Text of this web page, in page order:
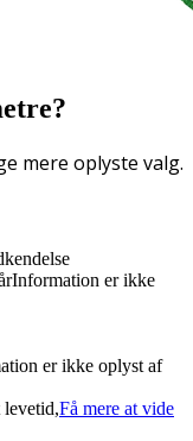
mere oplyste valg.
Information er ikke
er ikke oplyst af
levetid,Få mere at vide